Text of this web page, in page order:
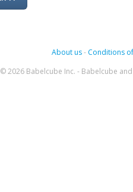
About us- Conditions
© 2026 Babelcube Inc. - Babelcube